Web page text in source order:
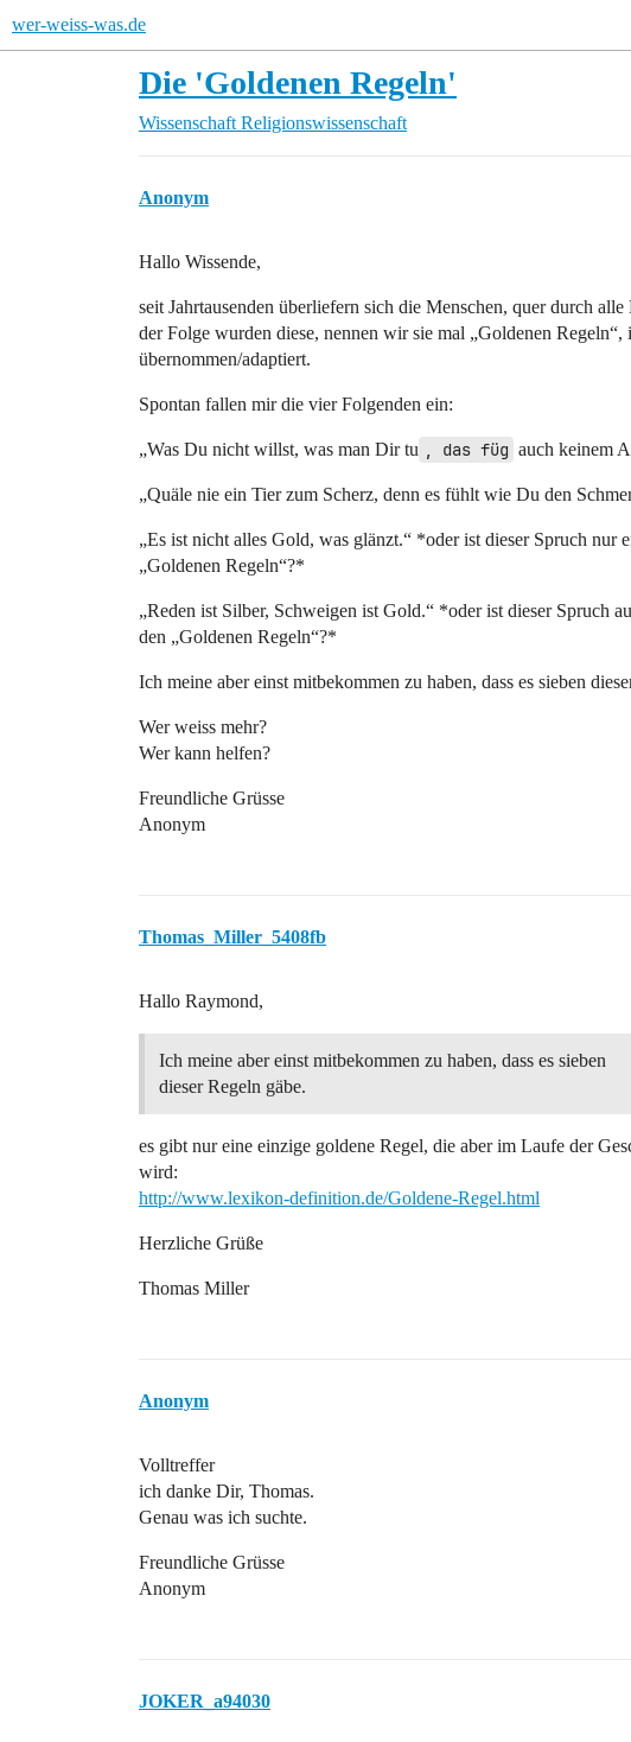
wer-weiss-was.de
Die 'Goldenen Regeln'
Wissenschaft Religionswissenschaft
Anonym
Hallo Wissende,
seit Jahrtausenden überliefern sich die Menschen, quer durch
der Folge wurden diese, nennen wir sie mal „Goldenen
übernommen/adaptiert.
Spontan fallen mir die vier Folgenden ein:
„Was Du nicht willst, was man Dir tu , das füg auch keinem
„Quäle nie ein Tier zum Scherz, denn es fühlt wie Du den
„Es ist nicht alles Gold, was glänzt.“ *oder ist dieser Spruch nur
„Goldenen Regeln“?*
„Reden ist Silber, Schweigen ist Gold.“ *oder ist dieser Spruch
den „Goldenen Regeln“?*
Ich meine aber einst mitbekommen zu haben, dass es sieben
Wer weiss mehr?
Wer kann helfen?
Freundliche Grüsse
Anonym
Thomas_Miller_5408fb
Hallo Raymond,
Ich meine aber einst mitbekommen zu haben, dass es sieben
dieser Regeln gäbe.
es gibt nur eine einzige goldene Regel, die aber im Laufe der
wird:
http://www.lexikon-definition.de/Goldene-Regel.html
Herzliche Grüße
Thomas Miller
Anonym
Volltreffer
ich danke Dir, Thomas.
Genau was ich suchte.
Freundliche Grüsse
Anonym
JOKER_a94030